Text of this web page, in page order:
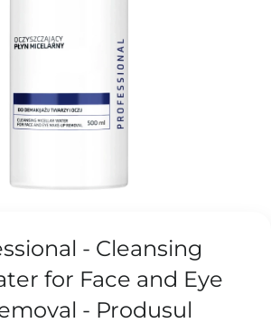
- Cleansing
for Face and Eye
- Produsul